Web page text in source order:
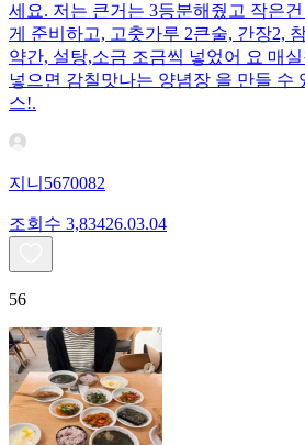
세요. 저는 큰거는 3등분해줬고 작은
게 준비하고, 고춧가루 2큰술, 간장2,
약간, 설탕,소금 조금씩 넣었어 요 매
넣으면 감칠맛나는 양념장 을 만들 수
스!.
지니5670082
조회수 3,83426.03.04
56